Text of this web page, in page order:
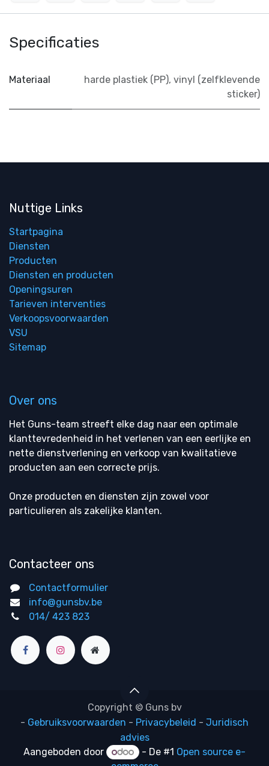
Specificaties
Materiaal harde plastiek (PP), vinyl (zelfklevende
sticker)
Nuttige Links
Startpagina
Diensten
Producten
Diensten en producten
Openingsuren
Tarieven interventies
Verkoopsvoorwaarden
VSU
Sitemap
Over ons
Het Guns-team streeft elke dag naar een optimale
klanttevredenheid in het verlenen van een eerlijke en
nette dienstverlening en verkoop van kwalitatieve
producten aan een correcte prijs.
Onze producten en diensten zijn zowel voor
particulieren als zakelijke klanten.
Contacteer ons
Contactformulier
info@gunsbv.be
014/ 423 823
Copyright © Guns bv
- Gebruiksvoorwaarden - Privacybeleid - Juridisch
advies
Aangeboden door
- De #1 Open source e-